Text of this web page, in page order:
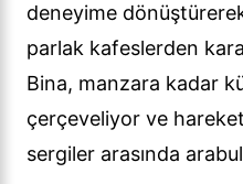
deneyime
parlak kafeslerden
Bina, manzara kadar
çerçeveliyor ve
sergiler arasında